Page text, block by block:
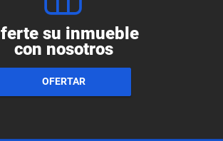
su inmueble
con nosotros
OFERTAR